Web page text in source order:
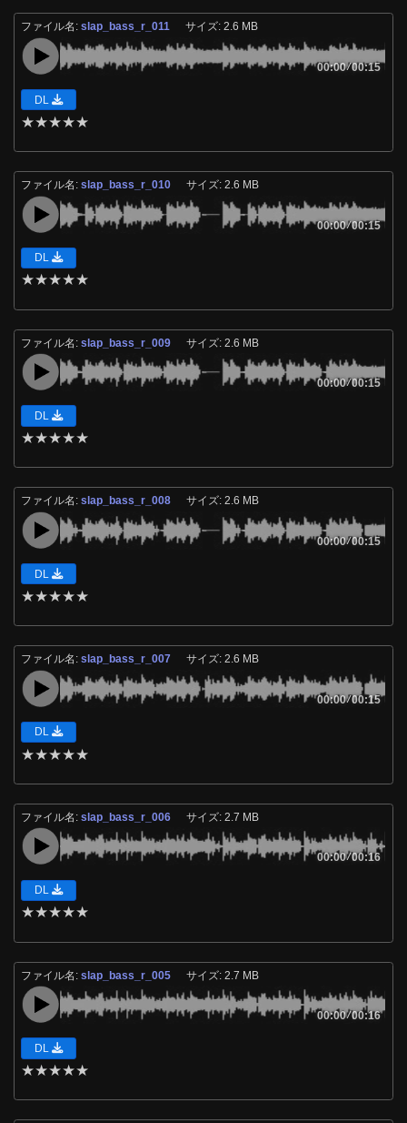
ファイル名:slap_bass_r_011 サイズ: 2.6 MB
00:00/00:15
DL
★★★★★
ファイル名:slap_bass_r_010 サイズ: 2.6 MB
00:00/00:15
DL
★★★★★
ファイル名:slap_bass_r_009 サイズ: 2.6 MB
00:00/00:15
DL
★★★★★
ファイル名:slap_bass_r_008 サイズ: 2.6 MB
00:00/00:15
DL
★★★★★
ファイル名:slap_bass_r_007 サイズ: 2.6 MB
00:00/00:15
DL
★★★★★
ファイル名:slap_bass_r_006 サイズ: 2.7 MB
00:00/00:16
DL
★★★★★
ファイル名:slap_bass_r_005 サイズ: 2.7 MB
00:00/00:16
DL
★★★★★